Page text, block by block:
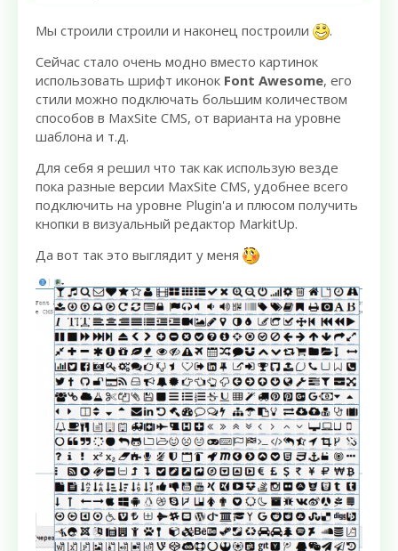
Мы строили строили и наконец построили
.
Сейчас стало очень модно вместо картинок
использовать шрифт иконок Font Awesome, его
стили можно подключать большим количеством
способов в MaxSite CMS, от варианта на уровне
шаблона и т.д.
Для себя я решил что так как использую везде
пока разные версии MaxSite CMS, удобнее всего
подключить на уровне Plugin'а и плюсом получить
кнопки в визуальный редактор MarkitUp.
Да вот так это выглядит у меня